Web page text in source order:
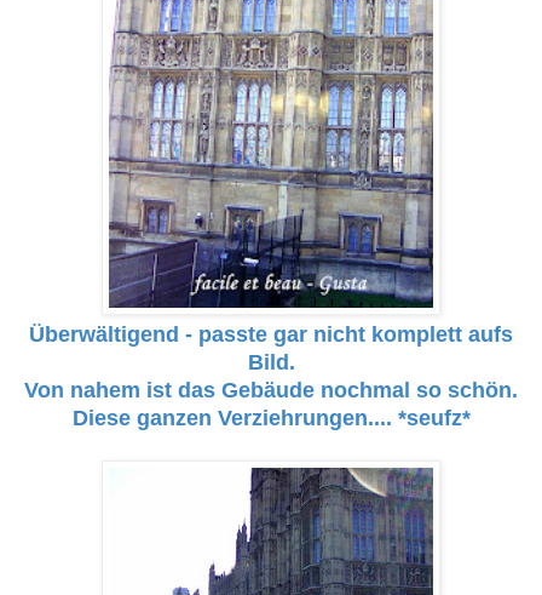
Überwältigend - passte gar nicht komplett aufs
Bild.
Von nahem ist das Gebäude nochmal so schön.
Diese ganzen Verziehrungen.... *seufz*